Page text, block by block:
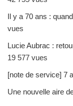
Il y a 70 ans :
vues
Lucie Aubrac :
19 577 vues
[note de service] 7
Une nouvelle aire